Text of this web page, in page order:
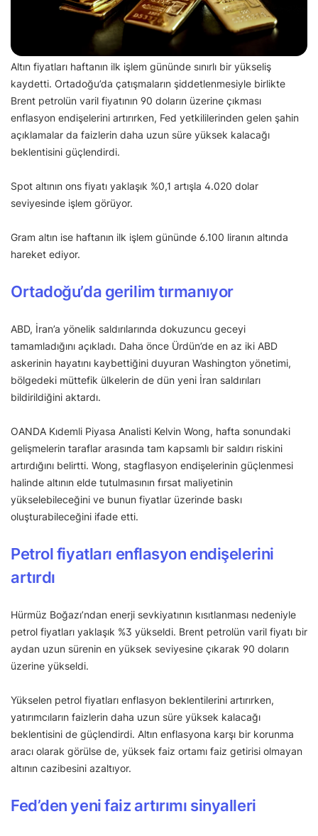
Altın fiyatları haftanın ilk işlem gününde sınırlı bir yükseliş
kaydetti. Ortadoğu’da çatışmaların şiddetlenmesiyle birlikte
Brent petrolün varil fiyatının 90 doların üzerine çıkması
enflasyon endişelerini artırırken, Fed yetkililerinden gelen şahin
açıklamalar da faizlerin daha uzun süre yüksek kalacağı
beklentisini güçlendirdi.
Spot altının ons fiyatı yaklaşık %0,1 artışla 4.020 dolar
seviyesinde işlem görüyor.
Gram altın ise haftanın ilk işlem gününde 6.100 liranın altında
hareket ediyor.
Ortadoğu’da gerilim tırmanıyor
ABD, İran’a yönelik saldırılarında dokuzuncu geceyi
tamamladığını açıkladı. Daha önce Ürdün’de en az iki ABD
askerinin hayatını kaybettiğini duyuran Washington yönetimi,
bölgedeki müttefik ülkelerin de dün yeni İran saldırıları
bildirildiğini aktardı.
OANDA Kıdemli Piyasa Analisti Kelvin Wong, hafta sonundaki
gelişmelerin taraflar arasında tam kapsamlı bir saldırı riskini
artırdığını belirtti. Wong, stagflasyon endişelerinin güçlenmesi
halinde altının elde tutulmasının fırsat maliyetinin
yükselebileceğini ve bunun fiyatlar üzerinde baskı
oluşturabileceğini ifade etti.
Petrol fiyatları enflasyon endişelerini
artırdı
Hürmüz Boğazı’ndan enerji sevkiyatının kısıtlanması nedeniyle
petrol fiyatları yaklaşık %3 yükseldi. Brent petrolün varil fiyatı bir
aydan uzun sürenin en yüksek seviyesine çıkarak 90 doların
üzerine yükseldi.
Yükselen petrol fiyatları enflasyon beklentilerini artırırken,
yatırımcıların faizlerin daha uzun süre yüksek kalacağı
beklentisini de güçlendirdi. Altın enflasyona karşı bir korunma
aracı olarak görülse de, yüksek faiz ortamı faiz getirisi olmayan
altının cazibesini azaltıyor.
Fed’den yeni faiz artırımı sinyalleri